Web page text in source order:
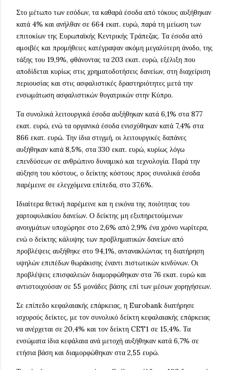
Στο μέτωπο των εσόδων, τα καθαρά έσοδα από τόκους αυξήθηκαν
κατά 4% και ανήλθαν σε 664 εκατ. ευρώ, παρά τη μείωση των
επιτοκίων της Ευρωπαϊκής Κεντρικής Τράπεζας. Τα έσοδα από
αμοιβές και προμήθειες κατέγραψαν ακόμη μεγαλύτερη άνοδο, της
τάξης του 19,9%, φθάνοντας τα 203 εκατ. ευρώ, εξέλιξη που
αποδίδεται κυρίως στις χρηματοδοτήσεις δανείων, στη διαχείριση
περιουσίας και στις ασφαλιστικές δραστηριότητες μετά την
ενσωμάτωση ασφαλιστικών θυγατρικών στην Κύπρο.
Τα συνολικά λειτουργικά έσοδα αυξήθηκαν κατά 6,1% στα 877
εκατ. ευρώ, ενώ τα οργανικά έσοδα ενισχύθηκαν κατά 7,4% στα
866 εκατ. ευρώ. Την ίδια στιγμή, οι λειτουργικές δαπάνες
αυξήθηκαν κατά 8,5%, στα 330 εκατ. ευρώ, κυρίως λόγω
επενδύσεων σε ανθρώπινο δυναμικό και τεχνολογία. Παρά την
αύξηση του κόστους, ο δείκτης κόστους προς συνολικά έσοδα
παρέμεινε σε ελεγχόμενα επίπεδα, στο 37,6%.
Ιδιαίτερα θετική παρέμεινε και η εικόνα της ποιότητας του
χαρτοφυλακίου δανείων. Ο δείκτης μη εξυπηρετούμενων
ανοιγμάτων υποχώρησε στο 2,6% από 2,9% ένα χρόνο νωρίτερα,
ενώ ο δείκτης κάλυψης των προβληματικών δανείων από
προβλέψεις αυξήθηκε στο 94,1%, αντανακλώντας τη διατήρηση
υψηλών επιπέδων θωράκισης έναντι πιστωτικών κινδύνων. Οι
προβλέψεις επισφαλειών διαμορφώθηκαν στα 76 εκατ. ευρώ και
αντιστοιχούσαν σε 55 μονάδες βάσης επί των μέσων χορηγήσεων.
Σε επίπεδο κεφαλαιακής επάρκειας, η Eurobank διατήρησε
ισχυρούς δείκτες, με τον συνολικό δείκτη κεφαλαιακής επάρκειας
να ανέρχεται σε 20,4% και τον δείκτη CET1 σε 15,4%. Τα
ενσώματα ίδια κεφάλαια ανά μετοχή αυξήθηκαν κατά 6,7% σε
ετήσια βάση και διαμορφώθηκαν στα 2,55 ευρώ.